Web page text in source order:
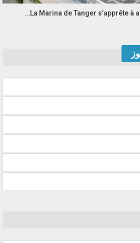
La Marina de Tanger s’apprête à